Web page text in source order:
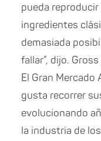
pueda
ingredientes
demasiada
fallar”, dijo.
El Gran
gusta recorrer
evolucionando
la industria de